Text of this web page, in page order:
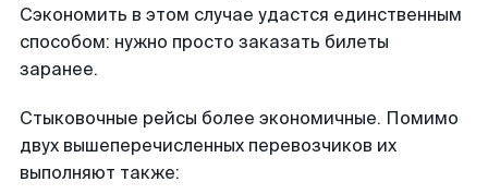
Сэкономить в этом случае удастся единственным
способом: нужно просто заказать билеты
заранее.
Стыковочные рейсы более экономичные. Помимо
двух вышеперечисленных перевозчиков их
выполняют также: